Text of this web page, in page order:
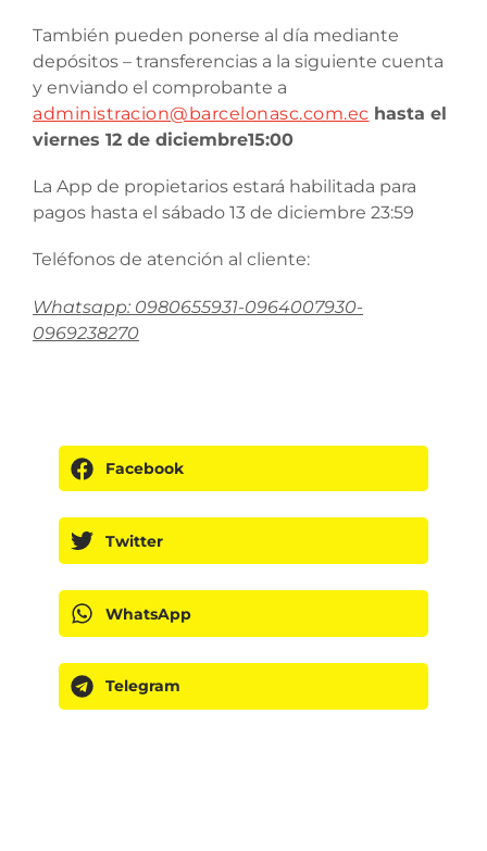
También pueden ponerse al día mediante
depósitos – transferencias a la siguiente cuenta
y enviando el comprobante a
administracion@barcelonasc.com.ec hasta el
viernes 12 de diciembre15:00
La App de propietarios estará habilitada para
pagos hasta el sábado 13 de diciembre 23:59
Teléfonos de atención al cliente:
Whatsapp: 0980655931-0964007930-
0969238270
Facebook
Twitter
WhatsApp
Telegram